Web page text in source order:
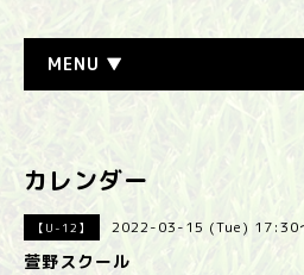
MENU ▼
カレンダー
【U-12】 2022-03-15 (Tue) 17:30
萱野スクール